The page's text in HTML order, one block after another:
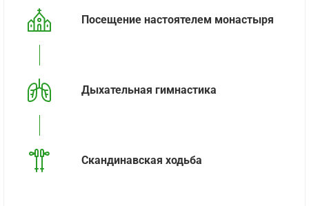
Посещение настоятелем монастыря
Дыхательная гимнастика
Скандинавская ходьба